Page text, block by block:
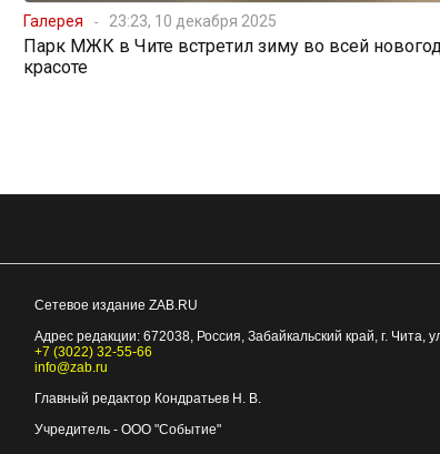
Галерея 23:23, 10 декабря 2025
Парк МЖК в Чите встретил зиму во всей
красоте
Сетевое издание ZAB.RU
Адрес редакции: 672038, Россия, Забайкальский край, г. Чита,
+7 (3022) 32-55-66
info@zab.ru
Главный редактор Кондратьев Н. В.
Учредитель - ООО "Событие"